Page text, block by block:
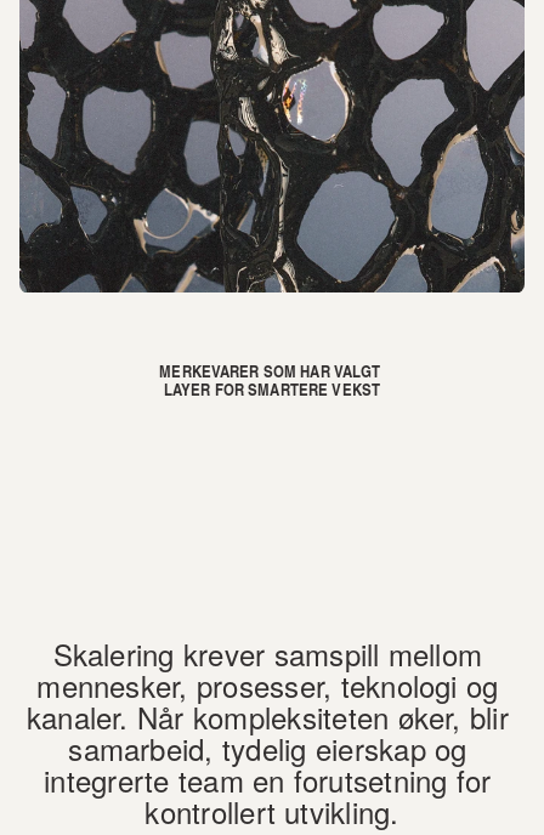
MERKEVARER SOM HAR VALGT
LAYER FOR SMARTERE VEKST
Skalering krever samspill mellom
mennesker, prosesser, teknologi og
kanaler. Når kompleksiteten øker, blir
samarbeid, tydelig eierskap og
integrerte team en forutsetning for
kontrollert utvikling.